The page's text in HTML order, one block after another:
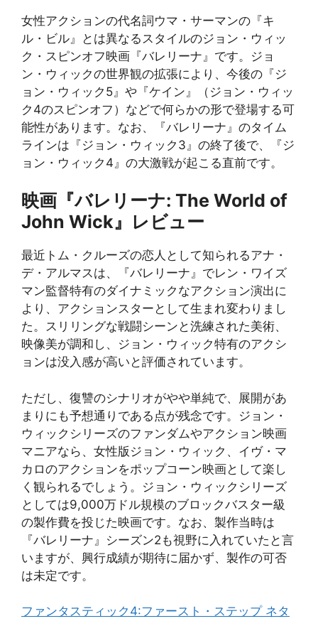
女性アクションの代名詞ウマ・サーマンの『キ
ル・ビル』とは異なるスタイルのジョン・ウィッ
ク・スピンオフ映画『バレリーナ』です。ジョ
ン・ウィックの世界観の拡張により、今後の『ジ
ョン・ウィック5』や『ケイン』（ジョン・ウィッ
ク4のスピンオフ）などで何らかの形で登場する可
能性があります。なお、『バレリーナ』のタイム
ラインは『ジョン・ウィック3』の終了後で、『ジ
ョン・ウィック4』の大激戦が起こる直前です。
映画『バレリーナ: The World of
John Wick』レビュー
最近トム・クルーズの恋人として知られるアナ・
デ・アルマスは、『バレリーナ』でレン・ワイズ
マン監督特有のダイナミックなアクション演出に
より、アクションスターとして生まれ変わりまし
た。スリリングな戦闘シーンと洗練された美術、
映像美が調和し、ジョン・ウィック特有のアクシ
ョンは没入感が高いと評価されています。
ただし、復讐のシナリオがやや単純で、展開があ
まりにも予想通りである点が残念です。ジョン・
ウィックシリーズのファンダムやアクション映画
マニアなら、女性版ジョン・ウィック、イヴ・マ
カロのアクションをポップコーン映画として楽し
く観られるでしょう。ジョン・ウィックシリーズ
としては9,000万ドル規模のブロックバスター級
の製作費を投じた映画です。なお、製作当時は
『バレリーナ』シーズン2も視野に入れていたと言
いますが、興行成績が期待に届かず、製作の可否
は未定です。
ファンタスティック4:ファースト・ステップ ネタ